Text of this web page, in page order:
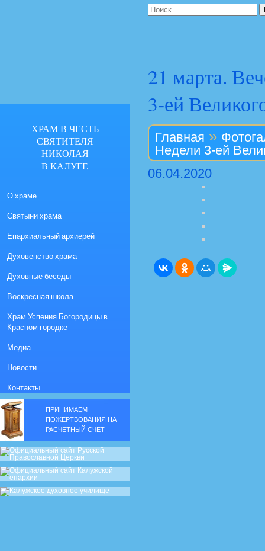
21 марта.
3-ей
Главная »
Недели 3-ей
06.04.2020
ХРАМ В ЧЕСТЬ
СВЯТИТЕЛЯ
НИКОЛАЯ
В КАЛУГЕ
О храме
Святыни храма
Епархиальный архиерей
Духовенство храма
Духовные беседы
Воскресная школа
Храм Успения Богородицы в
Красном городке
Медиа
Новости
Контакты
ПРИНИМАЕМ
ПОЖЕРТВОВАНИЯ НА
РАСЧЕТНЫЙ СЧЕТ